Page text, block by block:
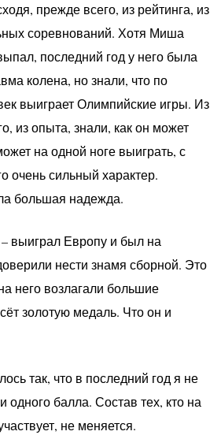
прежде всего, из рейтинга, из
соревнований. Хотя Миша
последний год у него была
колена, но знали, что по
выиграет Олимпийские игры. Из
из опыта, знали, как он может
на одной ноге выиграть, с
очень сильный характер.
большая надежда.
выиграл Европу и был на
нести знамя сборной. Это
него возлагали большие
золотую медаль. Что он и
так, что в последний год я не
одного балла. Состав тех, кто на
не меняется.